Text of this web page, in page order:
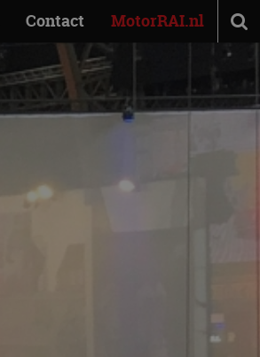
Contact MotorRAI.nl